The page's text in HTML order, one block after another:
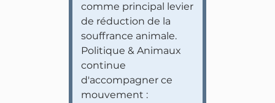
comme principal levier
de réduction de la
souffrance animale.
Politique & Animaux
continue
d'accompagner ce
mouvement :